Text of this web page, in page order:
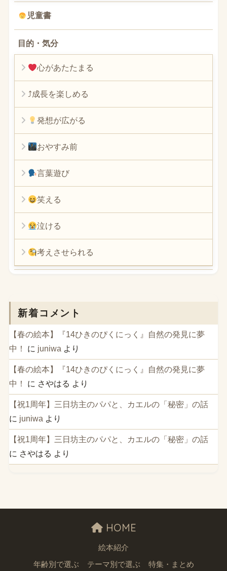
児童書
目的・気分
心があたたまる
⤴︎成長を楽しめる
発想が広がる
おやすみ前
言葉遊び
笑える
泣ける
考えさせられる
新着コメント
【春の絵本】『14ひきのぴくにっく』自然の発見に夢
中！
に juniwa より
【春の絵本】『14ひきのぴくにっく』自然の発見に夢
中！
に さやはる より
【祝1周年】三日坊主のパパと、カエルの「秘密」の話
に juniwa より
【祝1周年】三日坊主のパパと、カエルの「秘密」の話
に さやはる より
HOME
絵本紹介
年齢別で選ぶ テーマ別で選ぶ 特集・まとめ